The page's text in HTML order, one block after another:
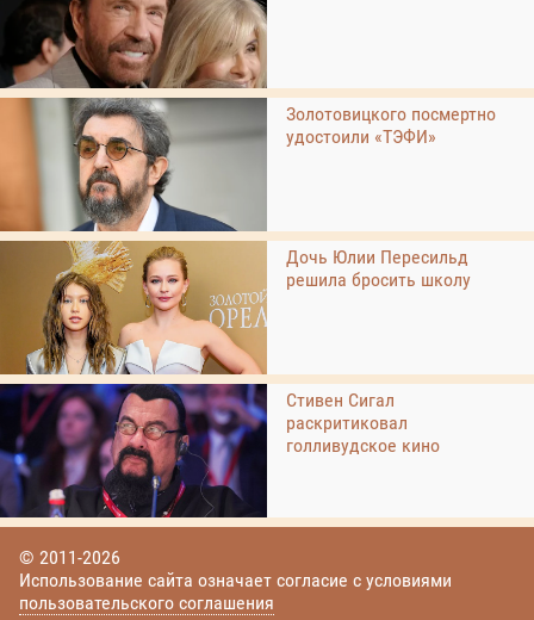
Золотовицкого посмертно
удостоили «ТЭФИ»
Дочь Юлии Пересильд
решила бросить школу
Стивен Сигал
раскритиковал
голливудское кино
© 2011-2026
Использование сайта означает согласие с условиями
пользовательского соглашения